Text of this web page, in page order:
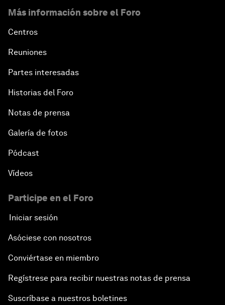
Más información sobre el Foro
Centros
Reuniones
Partes interesadas
Historias del Foro
Notas de prensa
Galería de fotos
Pódcast
Vídeos
Participe en el Foro
Iniciar sesión
Asóciese con nosotros
Conviértase en miembro
Regístrese para recibir nuestras notas de prensa
Suscríbase a nuestros boletines